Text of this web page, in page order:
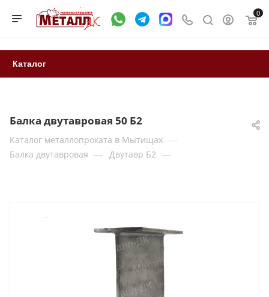
0
Каталог
Балка двутавровая 50 Б2
Каталог металлопроката в Мытищах —
Балка двутавровая — Двутавр Б2 —